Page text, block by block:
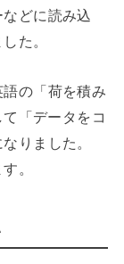
どに読み込
た。
語の「荷を積み
「データをコ
りました。
。